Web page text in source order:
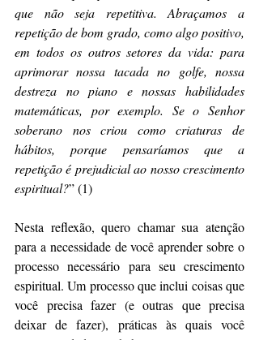
que não seja repetitiva. Abraçamos a
repetição de bom grado, como algo positivo,
em todos os outros setores da vida: para
aprimorar nossa tacada no golfe, nossa
destreza no piano e nossas habilidades
matemáticas, por exemplo. Se o Senhor
soberano nos criou como criaturas de
hábitos, porque pensaríamos que a
repetição é prejudicial ao nosso crescimento
espiritual?” (1)
Nesta reflexão, quero chamar sua atenção
para a necessidade de você aprender sobre o
processo necessário para seu crescimento
espiritual. Um processo que inclui coisas que
você precisa fazer (e outras que precisa
deixar de fazer), práticas às quais você